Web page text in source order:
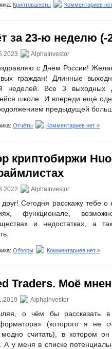
Криптовалюты Комментариев
за 23-ю неделю (-
AlphaInvestor
с Днём России!
граждан! Длинные
неделей. Все 3 выходных
школе. И впереди ещё
предыдущей
Отчёты Комментариев нет »
криптобиржи
AlphaInvestor
друг! Сегодня расскажу тебе
функционале,
и недостатках, а
Обзоры Комментариев нет »
Traders. Моё
AlphaInvestor
о чём бы рассказать
(которого я не
модно считать), в котором
А у меня в списке